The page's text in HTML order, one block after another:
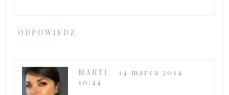
ODPOWIEDZ
MARTI
14 marca 2014
10:44